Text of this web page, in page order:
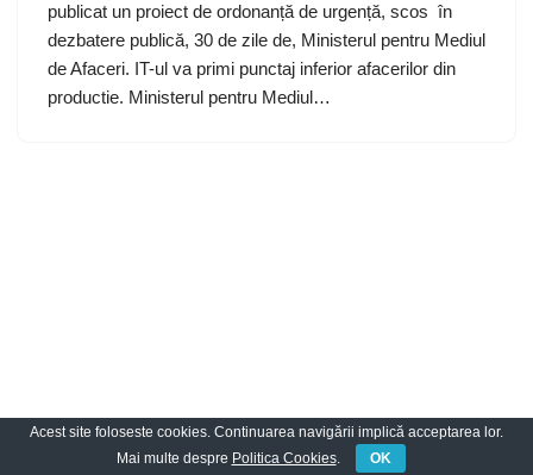
publicat un proiect de ordonanță de urgență, scos în
dezbatere publică, 30 de zile de, Ministerul pentru Mediul
de Afaceri. IT-ul va primi punctaj inferior afacerilor din
productie. Ministerul pentru Mediul…
Neve | Propulsată deWordPress
Acest site foloseste cookies. Continuarea navigării implică acceptarea lor.
Mai multe despre Politica Cookies. OK